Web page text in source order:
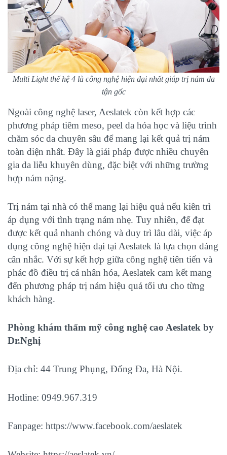
Multi Light thế hệ 4 là công nghệ hiện đại nhất giúp trị nám da
tận gốc
Ngoài công nghệ laser, Aeslatek còn kết hợp các
phương pháp tiêm meso, peel da hóa học và liệu trình
chăm sóc da chuyên sâu để mang lại kết quả trị nám
toàn diện nhất. Đây là giải pháp được nhiều chuyên
gia da liễu khuyên dùng, đặc biệt với những trường
hợp nám nặng.
Trị nám tại nhà có thể mang lại hiệu quả nếu kiên trì
áp dụng với tình trạng nám nhẹ. Tuy nhiên, để đạt
được kết quả nhanh chóng và duy trì lâu dài, việc áp
dụng công nghệ hiện đại tại Aeslatek là lựa chọn đáng
cân nhắc. Với sự kết hợp giữa công nghệ tiên tiến và
phác đồ điều trị cá nhân hóa, Aeslatek cam kết mang
đến phương pháp trị nám hiệu quả tối ưu cho từng
khách hàng.
Phòng khám thẩm mỹ công nghệ cao Aeslatek by
Dr.Nghị
Địa chỉ: 44 Trung Phụng, Đống Đa, Hà Nội.
Hotline: 0949.967.319
Fanpage: https://www.facebook.com/aeslatek